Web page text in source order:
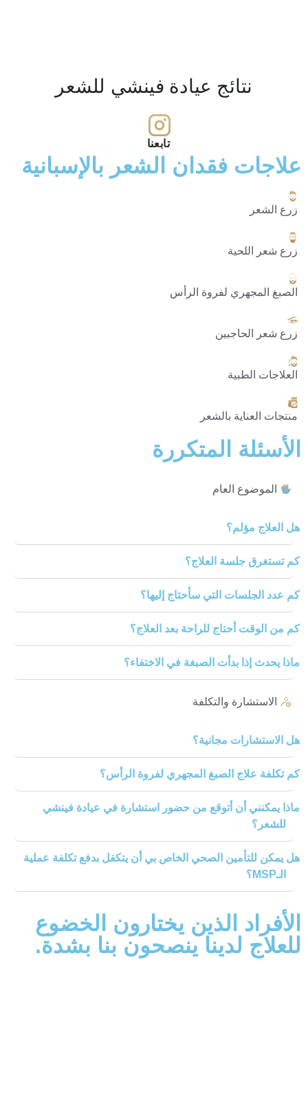
نتائج عيادة فينشي للشعر
فقدان الشعر بالإسبانية
لفروة الرأس
بالشعر
المتكررة
العام
مؤلم؟
جلسة العلاج؟
التي سأحتاج إليها؟
أحتاج للراحة بعد العلاج؟
بدأت الصبغة في الاختفاء؟
والتكلفة
مجانية؟
الصبغ المجهري لفروة الرأس؟
أن أتوقع من حضور استشارة في عيادة فينشي
الصحي الخاص بي أن يتكفل بدفع تكلفة عملية
الذين يختارون الخضوع
لدينا ينصحون بنا بشدة.